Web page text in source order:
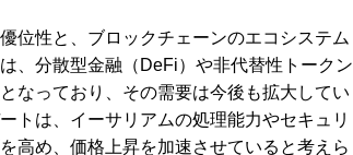
位性と、ブロックチェーンのエコシステム
、分散型金融（DeFi）や非代替性トークン
なっており、その需要は今後も拡大してい
トは、イーサリアムの処理能力やセキュリ
高め、価格上昇を加速させていると考えら